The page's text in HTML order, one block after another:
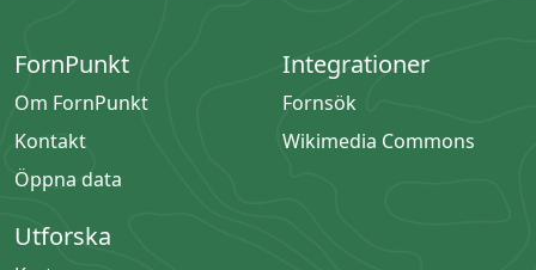
FornPunkt
Om FornPunkt
Kontakt
Öppna data
Integrationer
Fornsök
Wikimedia Commons
Utforska